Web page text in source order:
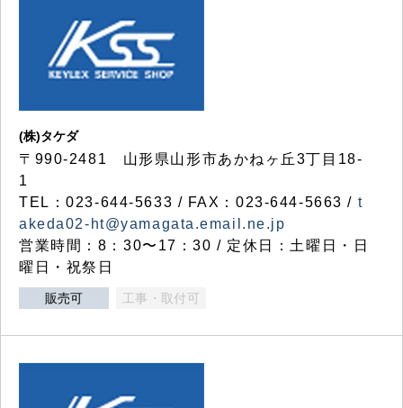
(株)タケダ
〒990-2481 山形県山形市あかねヶ丘3丁目18-
1
TEL：023-644-5633 / FAX：023-644-5663 / t
akeda02-ht@yamagata.email.ne.jp
営業時間：8：30〜17：30 / 定休日：土曜日・日
曜日・祝祭日
販売可 工事・取付可